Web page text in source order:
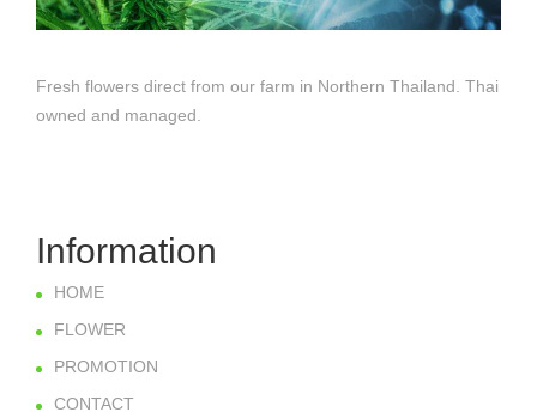
Fresh flowers direct from our farm in Northern Thailand. Thai
owned and managed.
Information
HOME
FLOWER
PROMOTION
CONTACT